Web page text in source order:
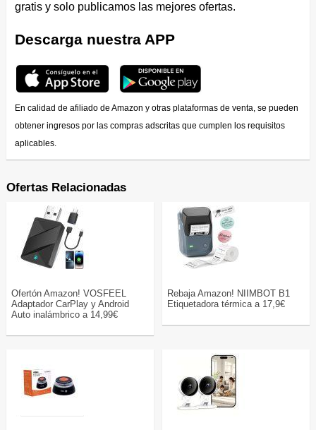
gratis y solo publicamos las mejores ofertas.
Descarga nuestra APP
En calidad de afiliado de Amazon y otras plataformas de venta, se pueden
obtener ingresos por las compras adscritas que cumplen los requisitos
aplicables.
Ofertas Relacionadas
Ofertón Amazon! VOSFEEL
Adaptador CarPlay y Android
Auto inalámbrico a 14,99€
Rebaja Amazon! NIIMBOT B1
Etiquetadora térmica a 17,9€